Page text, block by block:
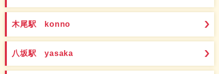
木尾駅 konno
八坂駅 yasaka